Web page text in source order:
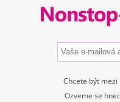
Chcete být
Ozveme se